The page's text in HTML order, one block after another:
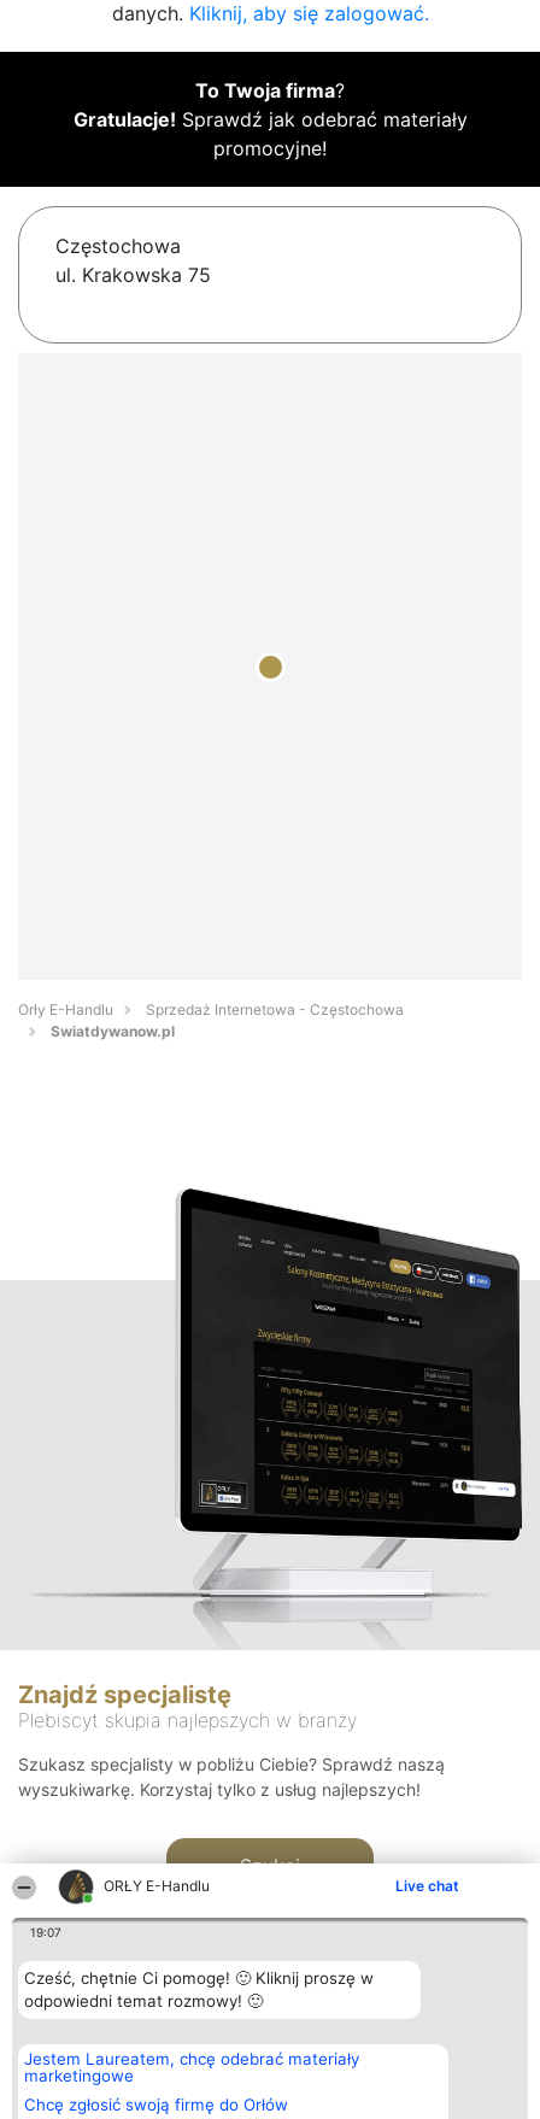
ORŁY E-Handlu Live chat
19:07
Cześć, chętnie Ci pomogę! 🙂 Kliknij proszę w
odpowiedni temat rozmowy! 🙂
Jestem Laureatem, chcę odebrać materiały
marketingowe
Chcę zgłosić swoją firmę do Orłów
danych. Kliknij, aby się zalogować.
To Twoja firma?
Gratulacje! Sprawdź jak odebrać materiały
promocyjne!
Częstochowa
ul. Krakowska 75
Orły E-Handlu
Sprzedaż Internetowa - Częstochowa
Swiatdywanow.pl
Znajdź specjalistę
Plebiscyt skupia najlepszych w branży
Szukasz specjalisty w pobliżu Ciebie? Sprawdź naszą
wyszukiwarkę. Korzystaj tylko z usług najlepszych!
Szukaj
Organizator plebiscytu
Bright Side Solutions sp. z o.
o. sp. k.
ul. Ruska 22
Wrocław 50-079
Plebiscyt
Laureaci
wszystkich
Laureatów
Kontakt
Kontakt